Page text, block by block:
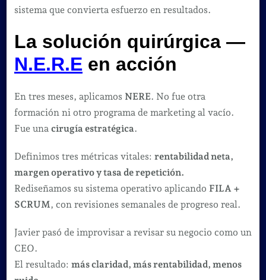
sistema que convierta esfuerzo en resultados.
La solución quirúrgica —
N.E.R.Een acción
En tres meses, aplicamos NERE. No fue otra
formación ni otro programa de marketing al vacío.
Fue una cirugía estratégica.
Definimos tres métricas vitales: rentabilidad neta,
margen operativo y tasa de repetición.
Rediseñamos su sistema operativo aplicando FILA +
SCRUM, con revisiones semanales de progreso real.
Javier pasó de improvisar a revisar su negocio como un
CEO.
El resultado: más claridad, más rentabilidad, menos